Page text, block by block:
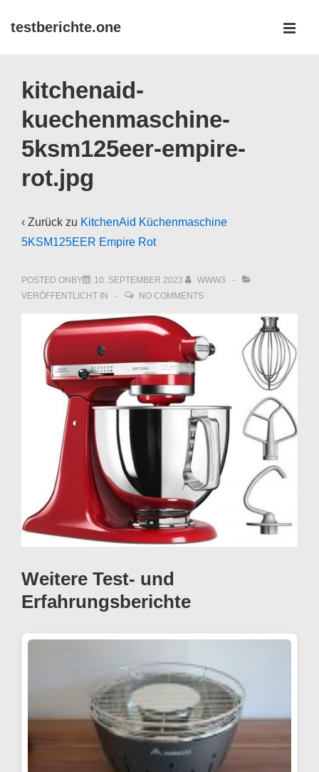
Zumtestberichte.one
Navigation
kitchenaid-
kuechenmaschine-
5ksm125eer-empire-
rot.jpg
‹ Zurück zu KitchenAid Küchenmaschine
5KSM125EER Empire Rot
POSTED ONBY 10. SEPTEMBER 2023
WWW3
VERÖFFENTLICHT IN
NO COMMENTS
Weitere Test- und
Erfahrungsberichte